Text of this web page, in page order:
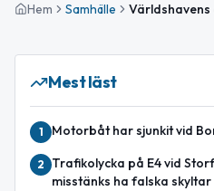
Hem Samhälle
Mest läst
1 Motorbåt har sjunkit vid
2
Trafikolycka på E4 vid
misstänks ha falska skyltar